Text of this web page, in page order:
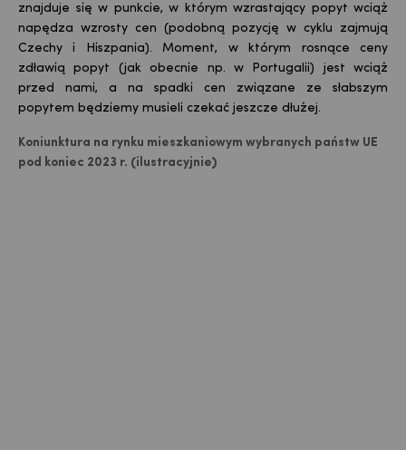
znajduje się w punkcie, w którym wzrastający popyt wciąż
napędza wzrosty cen (podobną pozycję w cyklu zajmują
Czechy i Hiszpania). Moment, w którym rosnące ceny
zdławią popyt (jak obecnie np. w Portugalii) jest wciąż
przed nami, a na spadki cen związane ze słabszym
popytem będziemy musieli czekać jeszcze dłużej.
Koniunktura na rynku mieszkaniowym wybranych państw UE
pod koniec 2023 r. (ilustracyjnie)